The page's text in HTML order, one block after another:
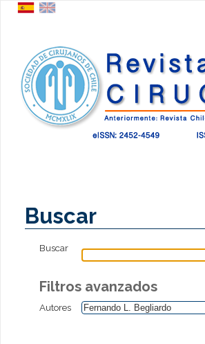
Buscar
Buscar
Filtros avanzados
Autores